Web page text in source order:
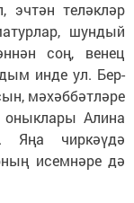
эчтән теләкләр
шундый
соң, венец
инде ул. Бер-
мәхәббәтләре
Алина
Яңа чиркәүдә
исемнәре дә